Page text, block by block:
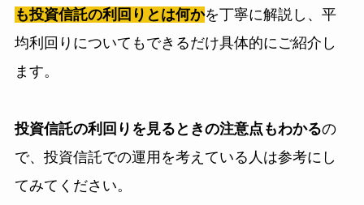
も投資信託の利回りとは何かを丁寧に解説し、平
均利回りについてもできるだけ具体的にご紹介し
ます。
投資信託の利回りを見るときの注意点もわかるの
で、投資信託での運用を考えている人は参考にし
てみてください。